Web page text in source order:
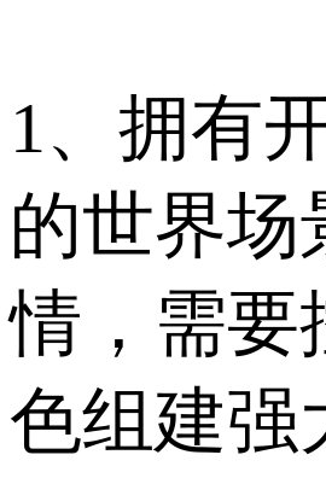
1、拥有
的世界场
情，需要
色组建强